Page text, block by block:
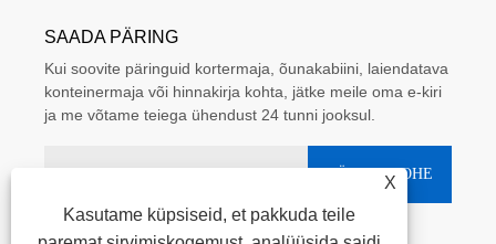
SAADA PÄRING
Kui soovite päringuid kortermaja, õunakabiini, laiendatava
konteinermaja või hinnakirja kohta, jätke meile oma e-kiri
ja me võtame teiega ühendust 24 tunni jooksul.
X
Kasutame küpsiseid, et pakkuda teile